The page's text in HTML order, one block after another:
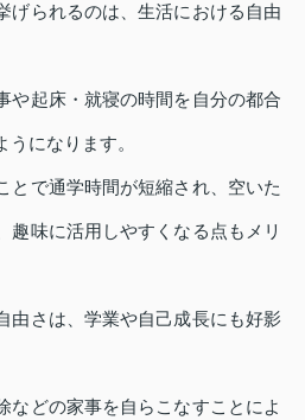
げられるのは、生活における自由
や起床・就寝の時間を自分の都合
になります。
とで通学時間が短縮され、空いた
趣味に活用しやすくなる点もメリ
由さは、学業や自己成長にも好影
などの家事を自らこなすことによ